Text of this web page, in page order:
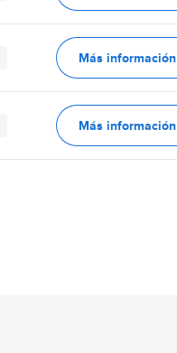
Más información
Más información